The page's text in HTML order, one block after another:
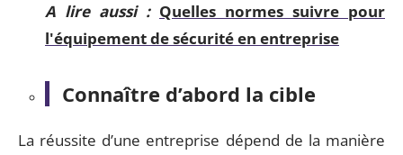
A lire aussi : Quelles normes suivre pour
l'équipement de sécurité en entreprise
Connaître d’abord la cible
La réussite d’une entreprise dépend de la manière